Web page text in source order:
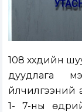
108 хүүхдийн
дуудлага
үйлчилгээний
1- 7-ны